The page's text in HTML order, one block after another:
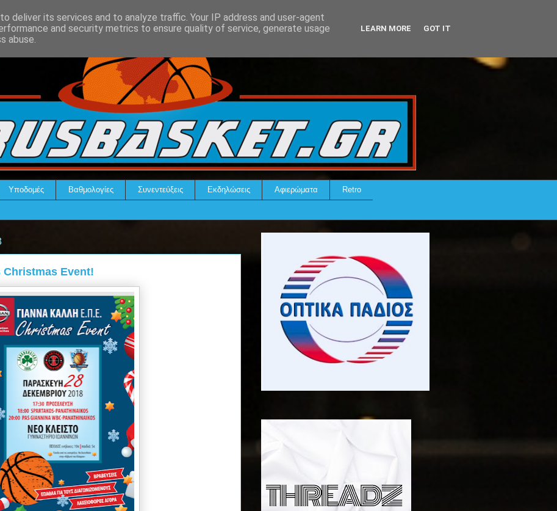
Υποδομές Βαθμολογίες Συνεντεύξεις Εκδηλώσεις Αφιερώματα Retro
Christmas Event!
deliver its services and to analyze traffic. Your IP address and user-agent
and security metrics to ensure quality of service, generate usage
abuse.
LEARN MORE GOT IT